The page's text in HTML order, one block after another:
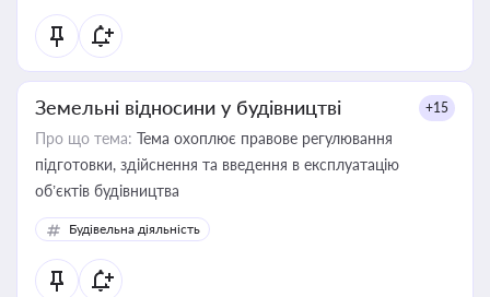
Земельні відносини у будівництві +15
Про що тема: Тема охоплює правове регулювання
підготовки, здійснення та введення в експлуатацію
об’єктів будівництва
Будівельна діяльність